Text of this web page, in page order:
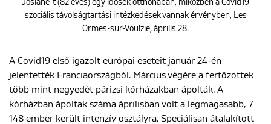
Josiane-t (82 éves) egy idősek otthonában, miközben a Covid19
szociális távolságtartási intézkedések vannak érvényben, Les
Ormes-sur-Voulzie, április 28.
A Covid19 első igazolt európai eseteit január 24-én
jelentették Franciaországból. Március végére a fertőzöttek
több mint negyedét párizsi kórházakban ápolták. A
kórházban ápoltak száma áprilisban volt a legmagasabb, 7
148 ember került intenzív osztályra. Speciálisan átalakított